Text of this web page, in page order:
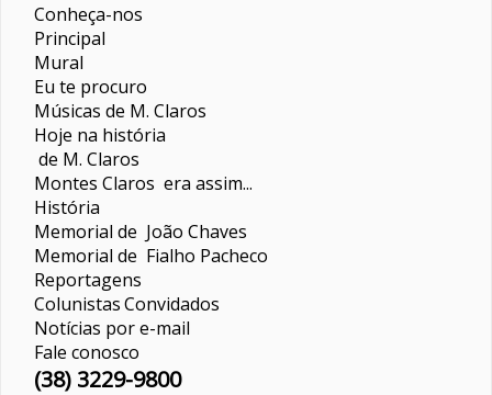
Conheça-nos
Principal
Mural
Eu te procuro
Músicas de M. Claros
Hoje na história
de M. Claros
Montes Claros era assim...
História
Memorial de João Chaves
Memorial de Fialho Pacheco
Reportagens
ColunistasConvidados
Notícias por e-mail
Fale conosco
(38) 3229-9800